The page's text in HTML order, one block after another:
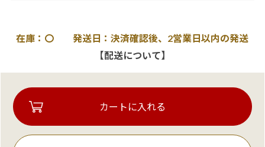
在庫：〇 発送日：決済確認後、2営業日以内の発送
【配送について】